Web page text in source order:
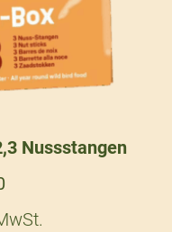
Nussstangen